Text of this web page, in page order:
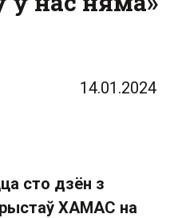
14.01.2024
сто дзён з
ХАМАС на